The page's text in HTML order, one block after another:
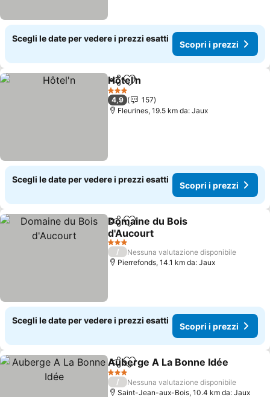
Scegli le date per vedere i prezzi esatti
Scopri i prezzi
CondividiAggiungi ai preferiti
Hôtel'n
3 Stelle
4,9
157
Fleurines, 19.5 km da: Jaux
Scegli le date per vedere i prezzi esatti
Scopri i prezzi
CondividiAggiungi ai preferiti
Domaine du Bois
d'Aucourt
Scopri i prezzi
3 Stelle
/
Nessuna valutazione disponibile
Pierrefonds, 14.1 km da: Jaux
Scegli le date per vedere i prezzi esatti
Scopri i prezzi
CondividiAggiungi ai preferiti
Auberge A La Bonne Idée
3 Stelle
/
Nessuna valutazione disponibile
Saint-Jean-aux-Bois, 10.4 km da: Jaux